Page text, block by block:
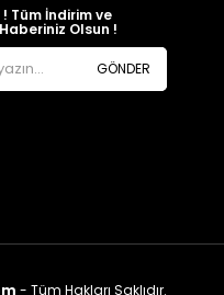
Tüm İndirim ve
Olsun !
GÖNDER
- Tüm Hakları Saklıdır.